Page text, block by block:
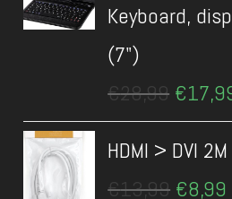
Keyboard,
(7")
€28,99 prijs
€28,99.
€
HDMI > DVI 2M
€13,99 €8,99